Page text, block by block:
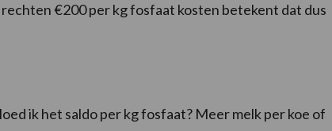
€200 per kg fosfaat kosten betekent dat dus
ik het saldo per kg fosfaat? Meer melk per koe of